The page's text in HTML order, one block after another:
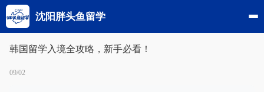
沈阳胖头鱼留学
韩国留学入境全攻略，新手必看！
09/02